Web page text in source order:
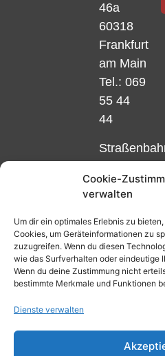
Cookie-
verwalten
Um dir ein optimales Erlebnis zu
Cookies, um Geräteinformationen zu
zuzugreifen. Wenn du diesen
wie das Surfverhalten oder eindeutige
Wenn du deine Zustimmung nicht
bestimmte Merkmale und Funktionen
Dienste verwalten
46a
60318
Frankfurt
am Main
Tel.: 069
55 44
44
und 12,
Matthias-
Beltz-
Platz
oder
Haltestelle